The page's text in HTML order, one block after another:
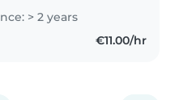
où les enfants se
confiance. Grâce à
auprès des..
> 2 years
€11.00/hr